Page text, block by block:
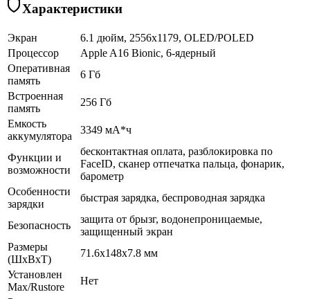
Характеристики
Экран
6.1 дюйм, 2556x1179, OLED/POLED
Процессор
Apple A16 Bionic, 6-ядерный
Оперативная
память
6 Гб
Встроенная
память
256 Гб
Емкость
аккумулятора
3349 мА*ч
Функции и
возможности
бесконтактная оплата, разблокировка по
FaceID, сканер отпечатка пальца, фонарик,
барометр
Особенности
зарядки
быстрая зарядка, беспроводная зарядка
Безопасность
защита от брызг, водонепроницаемые,
защищенный экран
Размеры
(ШхВхТ)
71.6x148x7.8 мм
Установлен
Max/Rustore
Нет